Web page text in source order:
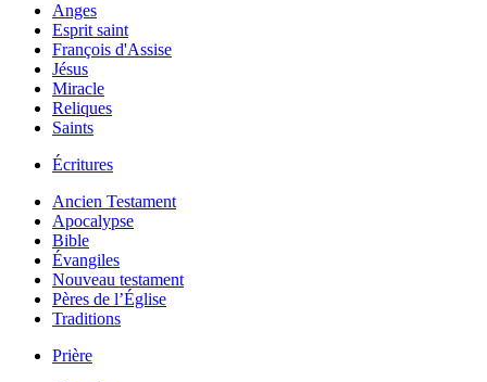
Anges
Esprit saint
François d'Assise
Jésus
Miracle
Reliques
Saints
Écritures
Ancien Testament
Apocalypse
Bible
Évangiles
Nouveau testament
Pères de l’Église
Traditions
Prière